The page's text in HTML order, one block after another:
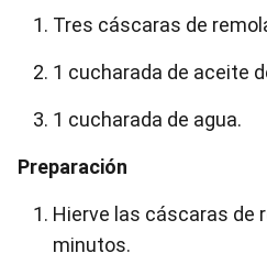
Tres cáscaras de
1 cucharada de aceite
1 cucharada de agua.
Preparación
Hierve las cáscaras de
minutos.